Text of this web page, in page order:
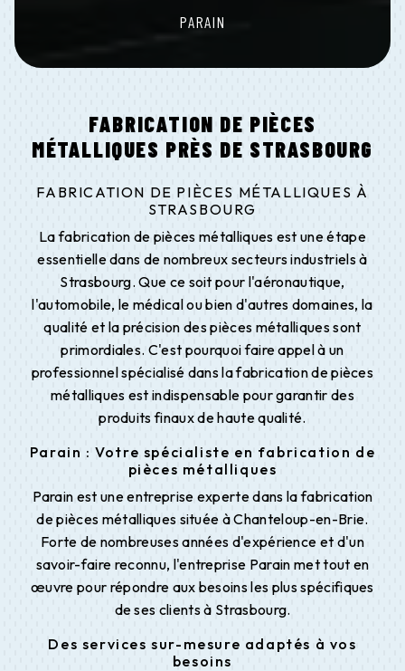
PARAIN
FABRICATION DE PIÈCES
MÉTALLIQUES PRÈS DE STRASBOURG
FABRICATION DE PIÈCES MÉTALLIQUES À
STRASBOURG
La fabrication de pièces métalliques est une étape
essentielle dans de nombreux secteurs industriels à
Strasbourg. Que ce soit pour l'aéronautique,
l'automobile, le médical ou bien d'autres domaines, la
qualité et la précision des pièces métalliques sont
primordiales. C'est pourquoi faire appel à un
professionnel spécialisé dans la fabrication de pièces
métalliques est indispensable pour garantir des
produits finaux de haute qualité.
Parain : Votre spécialiste en fabrication de
pièces métalliques
Parain est une entreprise experte dans la fabrication
de pièces métalliques située à Chanteloup-en-Brie.
Forte de nombreuses années d'expérience et d'un
savoir-faire reconnu, l'entreprise Parain met tout en
œuvre pour répondre aux besoins les plus spécifiques
de ses clients à Strasbourg.
Des services sur-mesure adaptés à vos
besoins